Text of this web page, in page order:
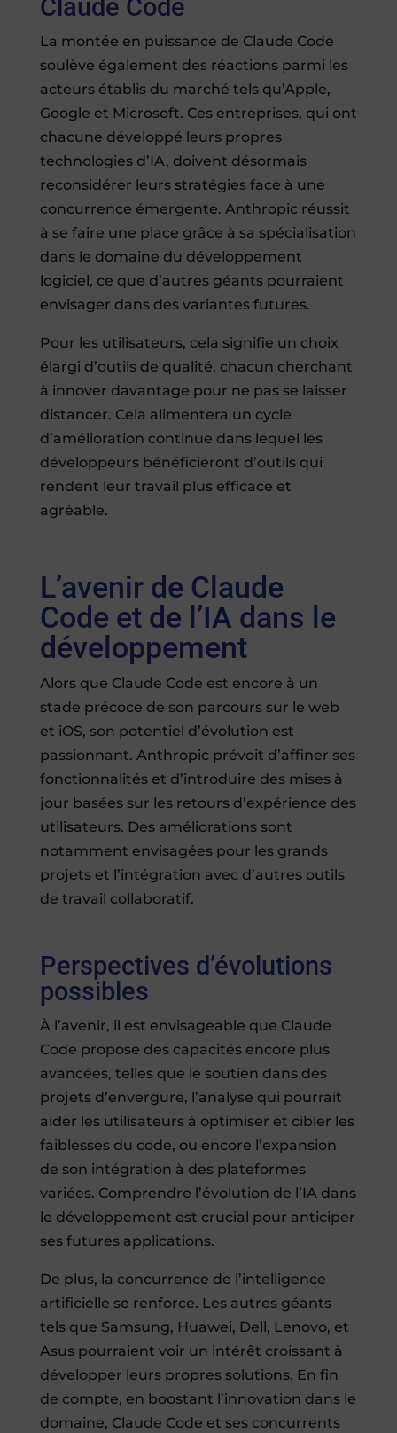
Claude Code
La montée en puissance de Claude Code
soulève également des réactions parmi les
acteurs établis du marché tels qu’Apple,
Google et Microsoft. Ces entreprises, qui ont
chacune développé leurs propres
technologies d’IA, doivent désormais
reconsidérer leurs stratégies face à une
concurrence émergente. Anthropic réussit
à se faire une place grâce à sa spécialisation
dans le domaine du développement
logiciel, ce que d’autres géants pourraient
envisager dans des variantes futures.
Pour les utilisateurs, cela signifie un choix
élargi d’outils de qualité, chacun cherchant
à innover davantage pour ne pas se laisser
distancer. Cela alimentera un cycle
d’amélioration continue dans lequel les
développeurs bénéficieront d’outils qui
rendent leur travail plus efficace et
agréable.
L’avenir de Claude
Code et de l’IA dans le
développement
Alors que Claude Code est encore à un
stade précoce de son parcours sur le web
et iOS, son potentiel d’évolution est
passionnant. Anthropic prévoit d’affiner ses
fonctionnalités et d’introduire des mises à
jour basées sur les retours d’expérience des
utilisateurs. Des améliorations sont
notamment envisagées pour les grands
projets et l’intégration avec d’autres outils
de travail collaboratif.
Perspectives d’évolutions
possibles
À l’avenir, il est envisageable que Claude
Code propose des capacités encore plus
avancées, telles que le soutien dans des
projets d’envergure, l’analyse qui pourrait
aider les utilisateurs à optimiser et cibler les
faiblesses du code, ou encore l’expansion
de son intégration à des plateformes
variées. Comprendre l’évolution de l’IA dans
le développement est crucial pour anticiper
ses futures applications.
De plus, la concurrence de l’intelligence
artificielle se renforce. Les autres géants
tels que Samsung, Huawei, Dell, Lenovo, et
Asus pourraient voir un intérêt croissant à
développer leurs propres solutions. En fin
de compte, en boostant l’innovation dans le
domaine, Claude Code et ses concurrents